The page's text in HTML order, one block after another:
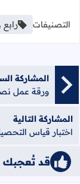
التصنيفات رابع
المشاركة
ورقة عمل
المشاركة التالية
اختبار قياس
قد تُعجبك